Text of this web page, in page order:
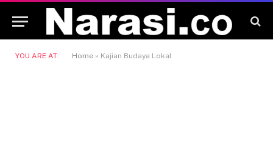
YOU ARE AT: Home » Kajian Budaya Lokal